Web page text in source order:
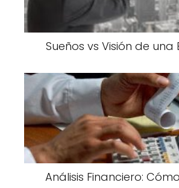
Sueños vs Visión de una
Análisis Financiero: